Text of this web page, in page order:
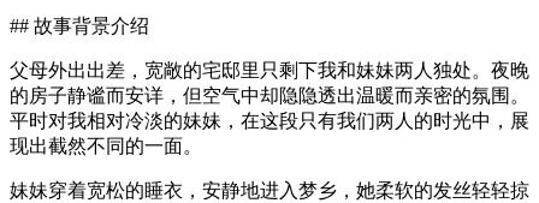
## 故事背景介绍
父母外出出差，宽敞的宅邸里只剩下我和妹妹两人独处。夜晚
的房子静谧而安详，但空气中却隐隐透出温暖而亲密的氛围。
平时对我相对冷淡的妹妹，在这段只有我们两人的时光中，展
现出截然不同的一面。
妹妹穿着宽松的睡衣，安静地进入梦乡，她柔软的发丝轻轻掠